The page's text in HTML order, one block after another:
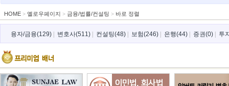
HOME > 옐로우페이지 > 금융/법률/컨설팅 > 바로 정렬
융자/금융(129) 변호사(511) 컨설팅(48) 보험(246) 은행(44) 증권(0) 투